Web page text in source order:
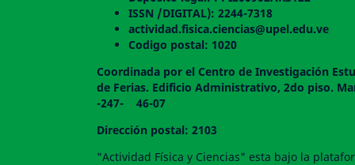
ISSN /DIGITAL): 2244-7318
actividad.fisica.ciencias@upel.edu.ve
Codigo postal: 1020
Coordinada por el Centro de Investigación
de Ferias. Edificio Administrativo, 2do
-247- 46-07
Dirección postal: 2103
"Actividad Física y Ciencias" esta bajo la